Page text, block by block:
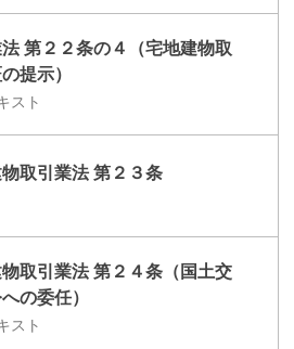
第２２条の４（宅地建物取
提示）
スト
取引業法 第２３条
取引業法 第２４条（国土交
の委任）
スト